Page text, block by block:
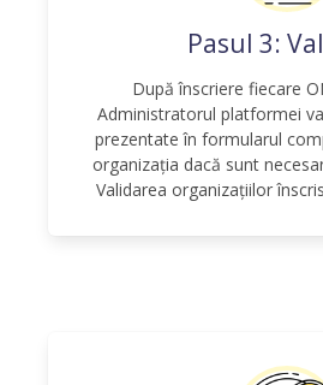
Pasul 3:
După înscriere fiecare
Administratorul platformei
prezentate în formularul
organizația dacă sunt
Validarea organizațiilor